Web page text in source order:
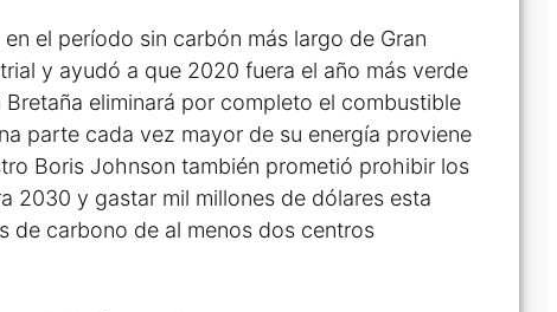
el período sin carbón más largo de Gran
y ayudó a que 2020 fuera el año más verde
eliminará por completo el combustible
parte cada vez mayor de su energía proviene
Boris Johnson también prometió prohibir los
2030 y gastar mil millones de dólares esta
de carbono de al menos dos centros